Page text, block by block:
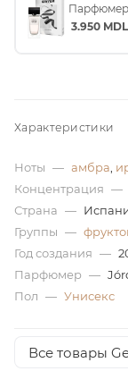
3.950 MDL
Характеристики
Ноты — амбра
Концентрация —
Страна —
Группы —
Год создания —
Парфюмер —
Пол — Унисекс
Все товары